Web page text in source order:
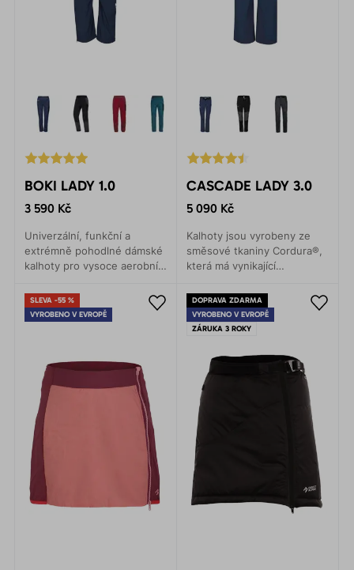
BOKI LADY 1.0
3 590 Kč
Univerzální, funkční a
extrémně pohodlné dámské
kalhoty pro vysoce aerobní
horách, náročné via ferraty,
skialpinismus, běh na lyžích
CASCADE LADY 3.0
5 090 Kč
Kalhoty jsou vyrobeny ze
směsové tkaniny Cordura®,
která má vynikající
Vnitřní počesaný
polyesterový materiál hřeje
a odvádí vlhkost od těla ven.
SLEVA -55 %
VYROBENO V EVROPĚ
DOPRAVA ZDARMA
VYROBENO V EVROPĚ
ZÁRUKA 3 ROKY